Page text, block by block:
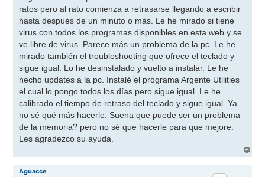
e
ratos pero al rato comienza a retrasarse llegando a escribir
hasta después de un minuto o más. Le he mirado si tiene
virus con todos los programas disponibles en esta web y se
ve libre de virus. Parece más un problema de la pc. Le he
mirado también el troubleshooting que ofrece el teclado y
sigue igual. Lo he desinstalado y vuelto a instalar. Le he
hecho updates a la pc. Instalé el programa Argente Utilities
el cual lo pongo todos los días pero sigue igual. Le he
calibrado el tiempo de retraso del teclado y sigue igual. Ya
no sé qué más hacerle. Suena que puede ser un problema
de la memoria? pero no sé que hacerle para que mejore.
Les agradezco su ayuda.
r
Aguacce